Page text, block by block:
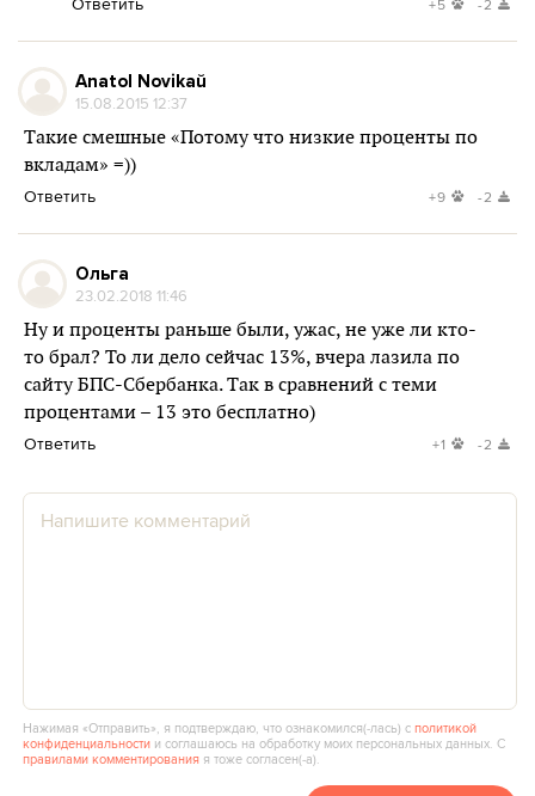
+5 -2
Anatol Novikaŭ
15.08.2015 12:37
Такие смешные «Потому что низкие проценты по
вкладам» =))
Ответить +9 -2
Ольга
23.02.2018 11:46
Ну и проценты раньше были, ужас, не уже ли кто-
то брал? То ли дело сейчас 13%, вчера лазила по
сайту БПС-Сбербанка. Так в сравнений с теми
процентами – 13 это бесплатно)
Ответить +1 -2
Нажимая «Отправить», я подтверждаю, что ознакомился(‑лась) сполитикой
конфиденциальности и соглашаюсь на обработку моих персональных данных. С
правилами комментирования я тоже согласен(‑а).